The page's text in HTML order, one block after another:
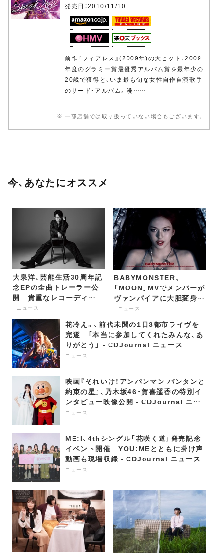
発売日：2010/11/10
前作『フィアレス』(2009年)の大ヒット、2009
年度のグラミー賞最優秀アルバム賞を最年少の
20歳で獲得と、いま最も旬な女性自作自演歌手
のサード・アルバム。溌……
※ 一部店舗では取り扱っていない場合もございます。
今、あなたにオススメ
大泉洋、芸能生活30周年記
念EPの全曲トレーラー公
開 貴重なレコーディン
グ映像も一部公開 -
CDJournal ニュース
ニュース
BABYMONSTER、
「MOON」MVでメンバーが
ヴァンパイアに大胆変身
グローバルファンが爆発的
反応 - CDJournal ニュー
ス
ニュース
花冷え。、前代未聞の1日3都市ライヴを
完遂 「本当に参加してくれたみんな、あ
りがとう」 - CDJournal ニュース
ニュース
映画『それいけ！アンパンマン パンタンと
約束の星』、乃木坂46・賀喜遥香の特別イ
ンタビュー映像公開 - CDJournal ニュ
ース
ニュース
ME:I、4thシングル「花咲く道」発売記念
イベント開催 YOU:MEとともに掛け声
動画も現場収録 - CDJournal ニュース
ニュース